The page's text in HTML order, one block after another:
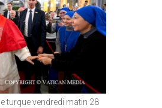
turque vendredi matin 28